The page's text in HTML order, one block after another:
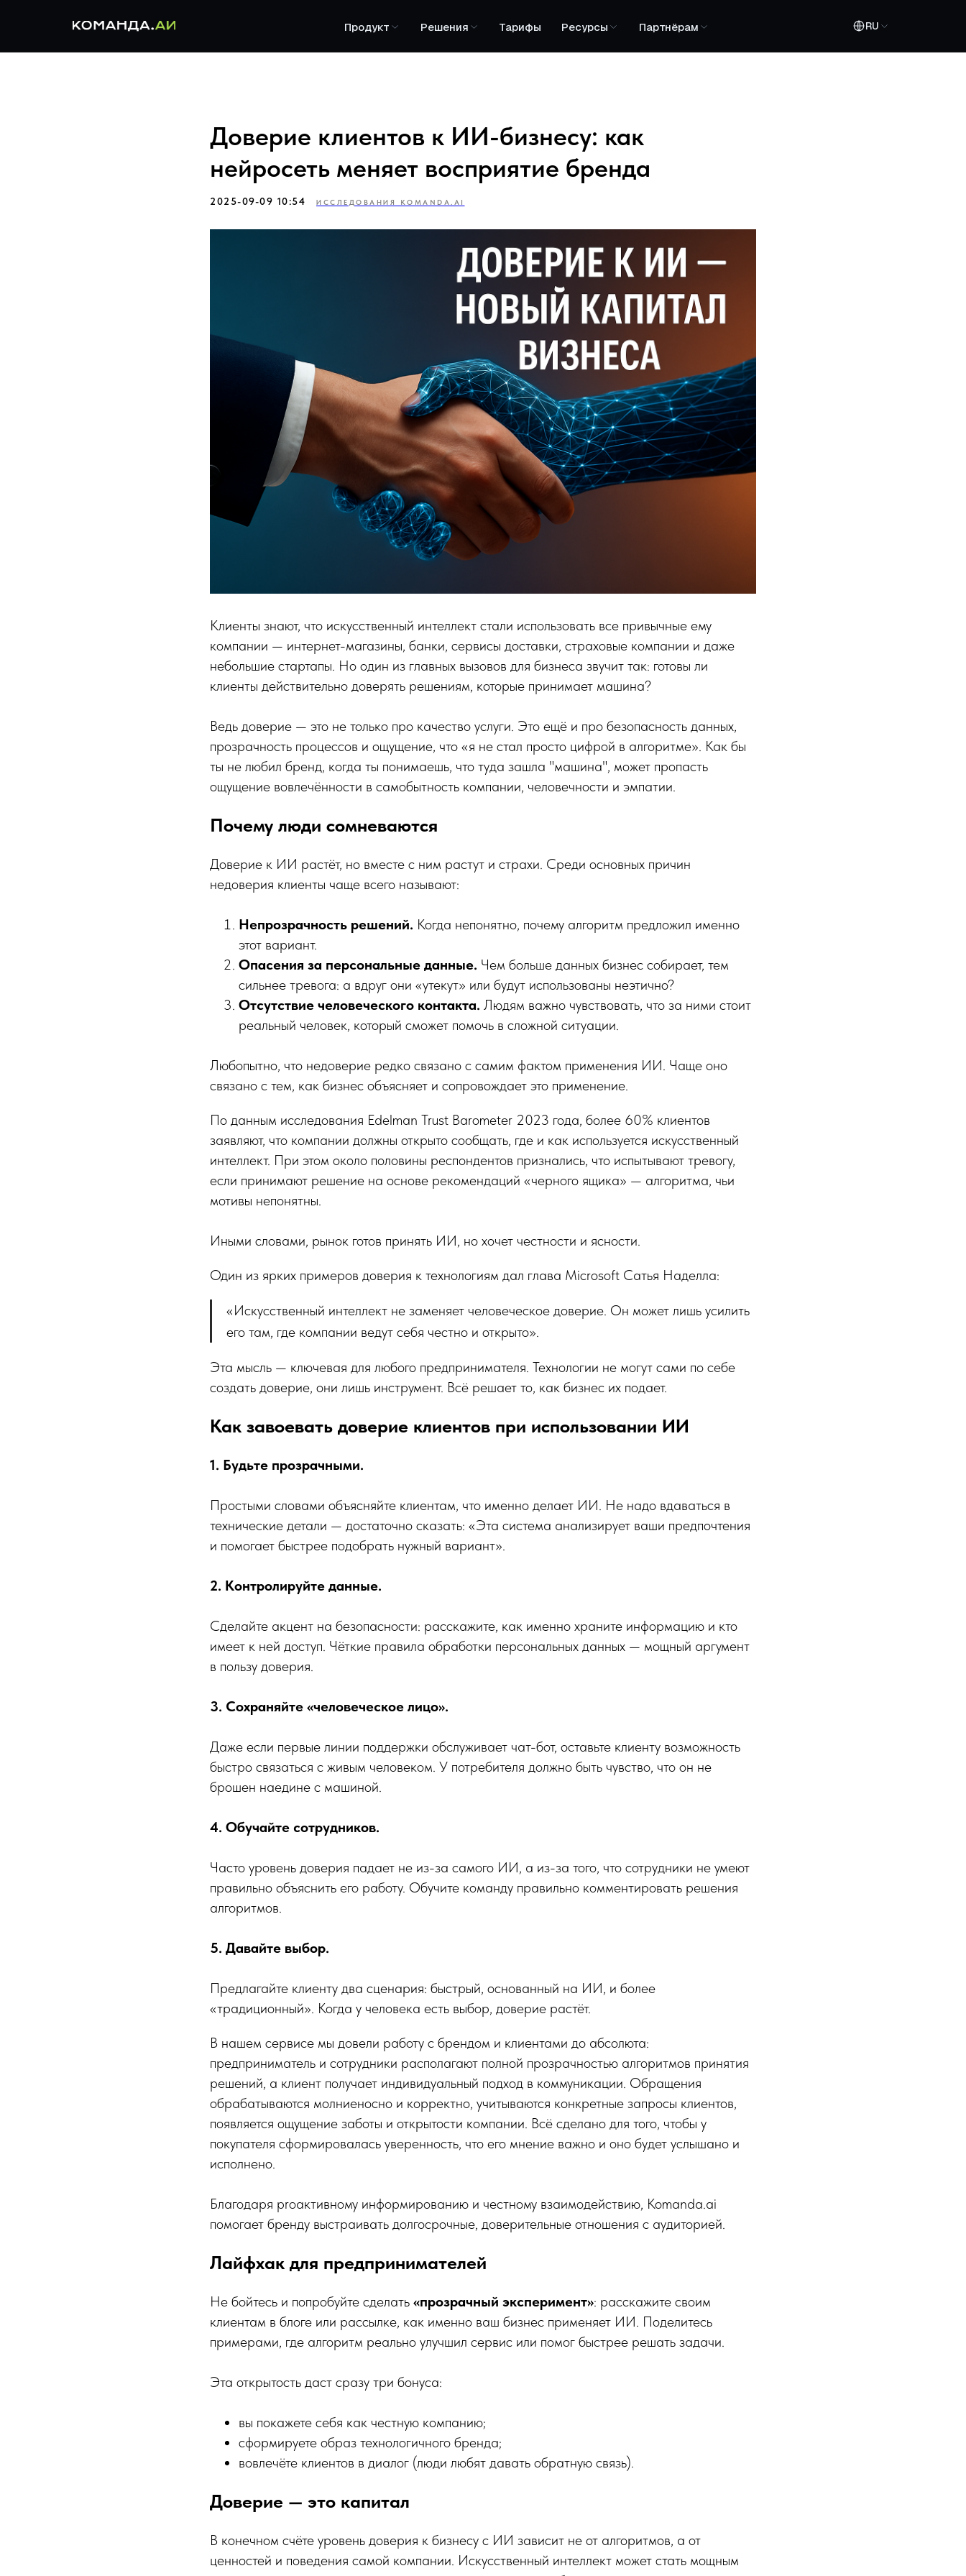
Продукт Решения Тарифы Ресурсы Партнёрам RU
Доверие клиентов к ИИ-бизнесу: как
нейросеть меняет восприятие бренда
2025-09-09 10:54 ИССЛЕДОВАНИЯ KOMANDA.AI
Клиенты знают, что искусственный интеллект стали использовать все привычные ему
компании — интернет-магазины, банки, сервисы доставки, страховые компании и даже
небольшие стартапы. Но один из главных вызовов для бизнеса звучит так: готовы ли
клиенты действительно доверять решениям, которые принимает машина?
Ведь доверие — это не только про качество услуги. Это ещё и про безопасность данных,
прозрачность процессов и ощущение, что «я не стал просто цифрой в алгоритме». Как бы
ты не любил бренд, когда ты понимаешь, что туда зашла "машина", может пропасть
ощущение вовлечённости в самобытность компании, человечности и эмпатии.
Почему люди сомневаются
Доверие к ИИ растёт, но вместе с ним растут и страхи. Среди основных причин
недоверия клиенты чаще всего называют:
Непрозрачность решений. Когда непонятно, почему алгоритм предложил именно
этот вариант.
Опасения за персональные данные. Чем больше данных бизнес собирает, тем
сильнее тревога: а вдруг они «утекут» или будут использованы неэтично?
Отсутствие человеческого контакта. Людям важно чувствовать, что за ними стоит
реальный человек, который сможет помочь в сложной ситуации.
Любопытно, что недоверие редко связано с самим фактом применения ИИ. Чаще оно
связано с тем, как бизнес объясняет и сопровождает это применение.
По данным исследования Edelman Trust Barometer 2023 года, более 60% клиентов
заявляют, что компании должны открыто сообщать, где и как используется искусственный
интеллект. При этом около половины респондентов признались, что испытывают тревогу,
если принимают решение на основе рекомендаций «черного ящика» — алгоритма, чьи
мотивы непонятны.
Иными словами, рынок готов принять ИИ, но хочет честности и ясности.
Один из ярких примеров доверия к технологиям дал глава Microsoft Сатья Наделла:
«Искусственный интеллект не заменяет человеческое доверие. Он может лишь усилить
его там, где компании ведут себя честно и открыто».
Эта мысль — ключевая для любого предпринимателя. Технологии не могут сами по себе
создать доверие, они лишь инструмент. Всё решает то, как бизнес их подает.
Как завоевать доверие клиентов при использовании ИИ
1. Будьте прозрачными.
Простыми словами объясняйте клиентам, что именно делает ИИ. Не надо вдаваться в
технические детали — достаточно сказать: «Эта система анализирует ваши предпочтения
и помогает быстрее подобрать нужный вариант».
2. Контролируйте данные.
Сделайте акцент на безопасности: расскажите, как именно храните информацию и кто
имеет к ней доступ. Чёткие правила обработки персональных данных — мощный аргумент
в пользу доверия.
3. Сохраняйте «человеческое лицо».
Даже если первые линии поддержки обслуживает чат-бот, оставьте клиенту возможность
быстро связаться с живым человеком. У потребителя должно быть чувство, что он не
брошен наедине с машиной.
4. Обучайте сотрудников.
Часто уровень доверия падает не из-за самого ИИ, а из-за того, что сотрудники не умеют
правильно объяснить его работу. Обучите команду правильно комментировать решения
алгоритмов.
5. Давайте выбор.
Предлагайте клиенту два сценария: быстрый, основанный на ИИ, и более
«традиционный». Когда у человека есть выбор, доверие растёт.
В нашем сервисе мы довели работу с брендом и клиентами до абсолюта:
предприниматель и сотрудники располагают полной прозрачностью алгоритмов принятия
решений, а клиент получает индивидуальный подход в коммуникации. Обращения
обрабатываются молниеносно и корректно, учитываются конкретные запросы клиентов,
появляется ощущение заботы и открытости компании. Всё сделано для того, чтобы у
покупателя сформировалась уверенность, что его мнение важно и оно будет услышано и
исполнено.
Благодаря proактивному информированию и честному взаимодействию, Komanda.ai
помогает бренду выстраивать долгосрочные, доверительные отношения с аудиторией.
Лайфхак для предпринимателей
Не бойтесь и попробуйте сделать «прозрачный эксперимент»: расскажите своим
клиентам в блоге или рассылке, как именно ваш бизнес применяет ИИ. Поделитесь
примерами, где алгоритм реально улучшил сервис или помог быстрее решать задачи.
Эта открытость даст сразу три бонуса:
вы покажете себя как честную компанию;
сформируете образ технологичного бренда;
вовлечёте клиентов в диалог (люди любят давать обратную связь).
Доверие — это капитал
В конечном счёте уровень доверия к бизнесу с ИИ зависит не от алгоритмов, а от
ценностей и поведения самой компании. Искусственный интеллект может стать мощным